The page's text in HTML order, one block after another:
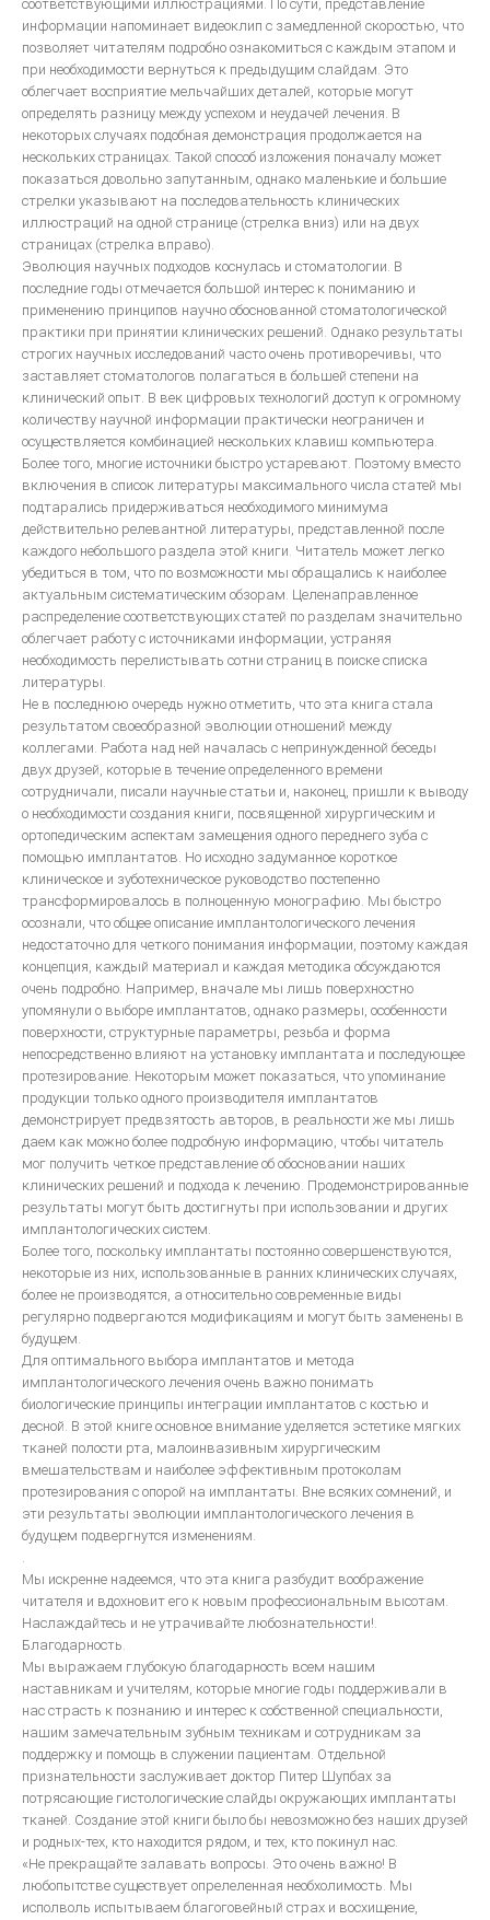
Общие вопросы металокерамики
Изготовление металлокерамики
Искусство воспроизводить зубы керамикой
Искуство металлокерамики
Базисная техника изготовления
Металлокерамические протезы
Невидимая эстетическая керамическая реставрация
ОСОБЕННОСТИ ЭСТЕТИЧЕСКОЙ РЕСТАВРАЦИИ В СТОМАТОЛОГИИ
соответствующими иллюстрациями. По сути, представление
информации напоминает видеоклип с замедленной скоростью, что
позволяет читателям подробно ознакомиться с каждым этапом и
при необходимости вернуться к предыдущим слайдам. Это
облегчает восприятие мельчайших деталей, которые могут
определять разницу между успехом и неудачей лечения. В
некоторых случаях подобная демонстрация продолжается на
нескольких страницах. Такой способ изложения поначалу может
показаться довольно запутанным, однако маленькие и большие
стрелки указывают на последовательность клинических
иллюстраций на одной странице (стрелка вниз) или на двух
страницах (стрелка вправо).
Эволюция научных подходов коснулась и стоматологии. В
последние годы отмечается большой интерес к пониманию и
применению принципов научно обоснованной стоматологической
практики при принятии клинических решений. Однако результаты
строгих научных исследований часто очень противоречивы, что
заставляет стоматологов полагаться в большей степени на
клинический опыт. В век цифровых технологий доступ к огромному
количеству научной информации практически неограничен и
осуществляется комбинацией нескольких клавиш компьютера.
Более того, многие источники быстро устаревают. Поэтому вместо
включения в список литературы максимального числа статей мы
подтарались придерживаться необходимого минимума
действительно релевантной литературы, представленной после
каждого небольшого раздела этой книги. Читатель может легко
убедиться в том, что по возможности мы обращались к наиболее
актуальным систематическим обзорам. Целенаправленное
распределение соответствующих статей по разделам значительно
облегчает работу с источниками информации, устраняя
необходимость перелистывать сотни страниц в поиске списка
литературы.
Не в последнюю очередь нужно отметить, что эта книга стала
результатом своеобразной эволюции отношений между
коллегами. Работа над ней началась с непринужденной беседы
двух друзей, которые в течение определенного времени
сотрудничали, писали научные статьи и, наконец, пришли к выводу
о необходимости создания книги, посвященной хирургическим и
ортопедическим аспектам замещения одного переднего зуба с
помощью имплантатов. Но исходно задуманное короткое
клиническое и зуботехническое руководство постепенно
трансформировалось в полноценную монографию. Мы быстро
осознали, что общее описание имплантологического лечения
недостаточно для четкого понимания информации, поэтому каждая
концепция, каждый материал и каждая методика обсуждаются
очень подробно. Например, вначале мы лишь поверхностно
упомянули о выборе имплантатов, однако размеры, особенности
поверхности, структурные параметры, резьба и форма
непосредственно влияют на установку имплантата и последующее
протезирование. Некоторым может показаться, что упоминание
продукции только одного производителя имплантатов
демонстрирует предвзятость авторов, в реальности же мы лишь
даем как можно более подробную информацию, чтобы читатель
мог получить четкое представление об обосновании наших
клинических решений и подхода к лечению. Продемонстрированные
результаты могут быть достигнуты при использовании и других
имплантологических систем.
Более того, поскольку имплантаты постоянно совершенствуются,
некоторые из них, использованные в ранних клинических случаях,
более не производятся, а относительно современные виды
регулярно подвергаются модификациям и могут быть заменены в
будущем.
Для оптимального выбора имплантатов и метода
имплантологического лечения очень важно понимать
биологические принципы интеграции имплантатов с костью и
десной. В этой книге основное внимание уделяется эстетике мягких
тканей полости рта, малоинвазивным хирургическим
вмешательствам и наиболее эффективным протоколам
протезирования с опорой на имплантаты. Вне всяких сомнений, и
эти результаты эволюции имплантологического лечения в
будущем подвергнутся изменениям.
.
Мы искренне надеемся, что эта книга разбудит воображение
читателя и вдохновит его к новым профессиональным высотам.
Наслаждайтесь и не утрачивайте любознательности!.
Благодарность.
Мы выражаем глубокую благодарность всем нашим
наставникам и учителям, которые многие годы поддерживали в
нас страсть к познанию и интерес к собственной специальности,
нашим замечательным зубным техникам и сотрудникам за
поддержку и помощь в служении пациентам. Отдельной
признательности заслуживает доктор Питер Шупбах за
потрясающие гистологические слайды окружающих имплантаты
тканей. Создание этой книги было бы невозможно без наших друзей
и родных-тех, кто находится рядом, и тех, кто покинул нас.
«Не прекращайте залавать вопросы. Это очень важно! В
любопытстве существует опрелеленная необхолимость. Мы
исполволь испытываем благоговейный страх и восхищение,